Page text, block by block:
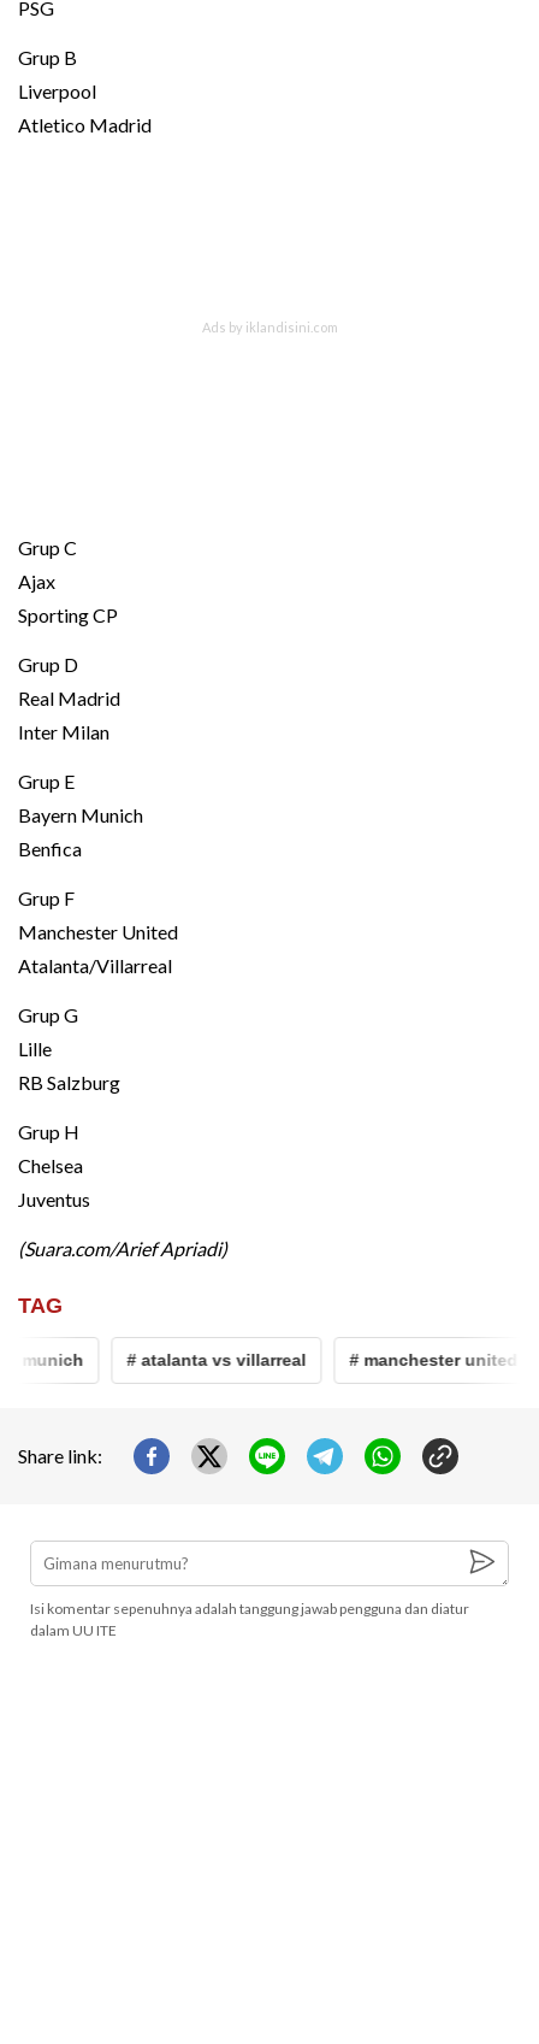
PSG
Grup B
Liverpool
Atletico Madrid
Grup C
Ajax
Sporting CP
Grup D
Real Madrid
Inter Milan
Grup E
Bayern Munich
Benfica
Grup F
Manchester United
Atalanta/Villarreal
Grup G
Lille
RB Salzburg
Grup H
Chelsea
Juventus
(Suara.com/Arief Apriadi)
TAG
# atalanta vs villarreal # manchester united
Share link:
Isi komentar sepenuhnya adalah tanggung jawab pengguna dan diatur
dalam UU ITE